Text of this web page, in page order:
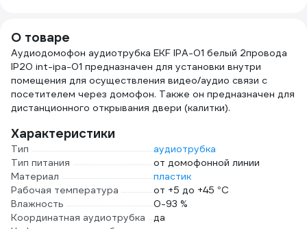
О товаре
Аудиодомофон аудиотрубка EKF IPA-01 белый 2провода
IP20 int-ipa-01 предназначен для установки внутри
помещения для осуществления видео/аудио связи с
посетителем через домофон. Также он предназначен для
дистанционного открывания двери (калитки).
Характеристики
Тип
аудиотрубка
Тип питания
от домофонной линии
Материал
пластик
Рабочая температура
от +5 до +45 °С
Влажность
0-93 %
Координатная аудиотрубка
да